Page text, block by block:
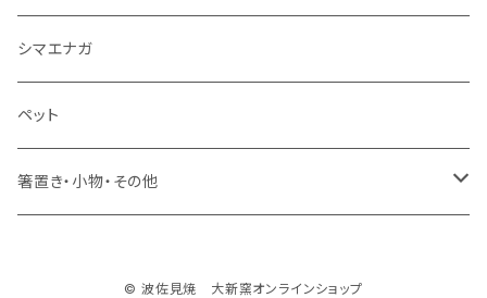
ミニカップ
シマエナガ
ペット
箸置き・小物・その他
© 波佐見焼 大新窯オンラインショップ